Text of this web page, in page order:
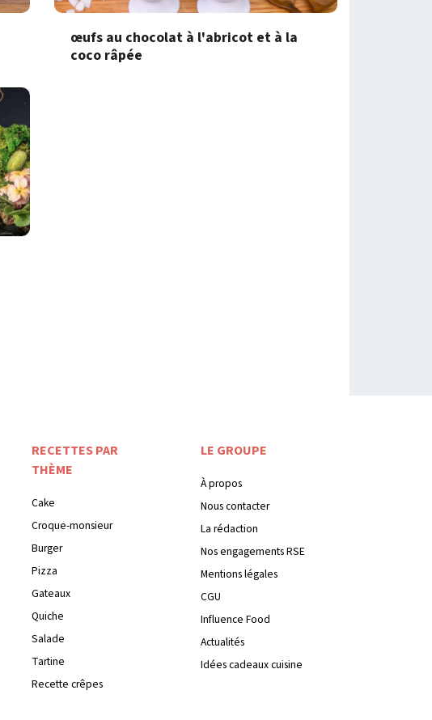
œufs au chocolat à l'abricot et à la
coco râpée
RECETTES PAR
THÈME
Cake
Croque-monsieur
Burger
Pizza
Gateaux
Quiche
Salade
Tartine
Recette crêpes
LE GROUPE
À propos
Nous contacter
La rédaction
Nos engagements RSE
Mentions légales
CGU
Influence Food
Actualités
Idées cadeaux cuisine